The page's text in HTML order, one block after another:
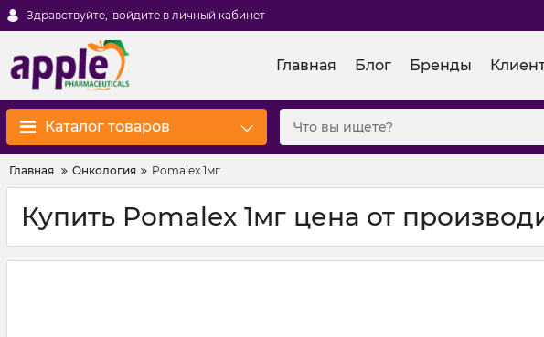
Здравствуйте, войдите в личный кабинет
Главная Блог Бренды
Каталог товаров
Главная Онкология Pomalex 1мг
Купить Pomalex 1мг цена от